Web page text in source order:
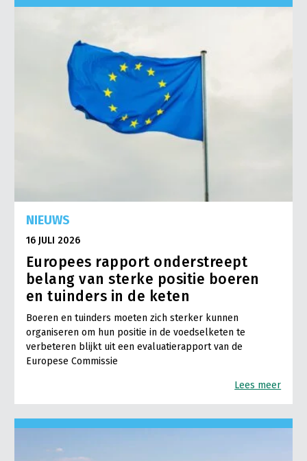
handelsbevordering en economische diplomatie zijn daarom
landbouwraden geeft de Nederlandse land- en tuinbouw
toegang tot relevante markten.
Gezien de afhankelijkheid van de internationale markt voor de
Nederlandse land- en tuinbouw, staat LTO Nederland positief
tegenover handelsverdragen. Voorwaarde is wel dat deze
bestaan uit gelijke standaarden binnen en buiten Europa en
adequate bescherming van sectoren die kwetsbaar zijn.
NIEUWS
16 JULI 2026
Europees rapport onderstreept
belang van sterke positie boeren
en tuinders in de keten
Boeren en tuinders moeten zich sterker kunnen
organiseren om hun positie in de voedselketen te
verbeteren blijkt uit een evaluatierapport van de
Europese Commissie
Lees meer